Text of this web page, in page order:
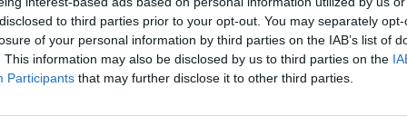
to third parties prior to your opt-out. You may separately
of your personal information by third parties on the IAB’s list of
This information may also be disclosed by us to third parties on the
Participants that may further disclose it to other third parties.
próximo día 28 sobre «Cómo mejorar las
la distribución farmacéutica», así como
estando previsto celebrarse uno a mitad
Colectivo y sus consecuencias».